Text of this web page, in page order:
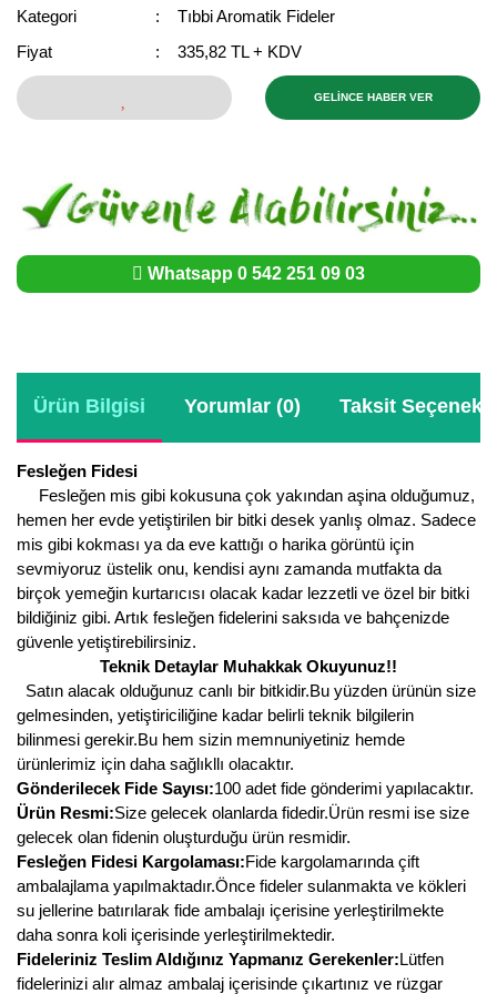
Kategori
Tıbbi Aromatik Fideler
Fiyat
335,82 TL + KDV
GELİNCE HABER VER
Whatsapp 0 542 251 09 03
Ürün Bilgisi Yorumlar (0) Taksit
Fesleğen Fidesi
Fesleğen mis gibi kokusuna çok yakından aşina olduğumuz,
hemen her evde yetiştirilen bir bitki desek yanlış olmaz. Sadece
mis gibi kokması ya da eve kattığı o harika görüntü için
sevmiyoruz üstelik onu, kendisi aynı zamanda mutfakta da
birçok yemeğin kurtarıcısı olacak kadar lezzetli ve özel bir bitki
bildiğiniz gibi. Artık fesleğen fidelerini saksıda ve bahçenizde
güvenle yetiştirebilirsiniz.
Teknik Detaylar Muhakkak Okuyunuz!!
Satın alacak olduğunuz canlı bir bitkidir.Bu yüzden ürünün size
gelmesinden, yetiştiriciliğine kadar belirli teknik bilgilerin
bilinmesi gerekir.Bu hem sizin memnuniyetiniz hemde
ürünlerimiz için daha sağlıkllı olacaktır.
Gönderilecek Fide Sayısı:100 adet fide gönderimi yapılacaktır.
Ürün Resmi:Size gelecek olanlarda fidedir.Ürün resmi ise size
gelecek olan fidenin oluşturduğu ürün resmidir.
Fesleğen Fidesi Kargolaması:Fide kargolamarında çift
ambalajlama yapılmaktadır.Önce fideler sulanmakta ve kökleri
su jellerine batırılarak fide ambalajı içerisine yerleştirilmekte
daha sonra koli içerisinde yerleştirilmektedir.
Fideleriniz Teslim Aldığınız Yapmanız Gerekenler:Lütfen
fidelerinizi alır almaz ambalaj içerisinde çıkartınız ve rüzgar
Goji Berry Fidanı
Kapari Gebre Otu Fidanı
Keçiboynuzu Fidanı
Kızılcık Fidanı
Kocayemiş Fidanı
Kuşburnu Fidanı
Liçi Fidanı
Longan Fidanı
Malta Eriği Fidanı
Mango Fidanı
Melez Meyveler
Murt Fidanı
Muşmula Fidanı
Muz Fidanı